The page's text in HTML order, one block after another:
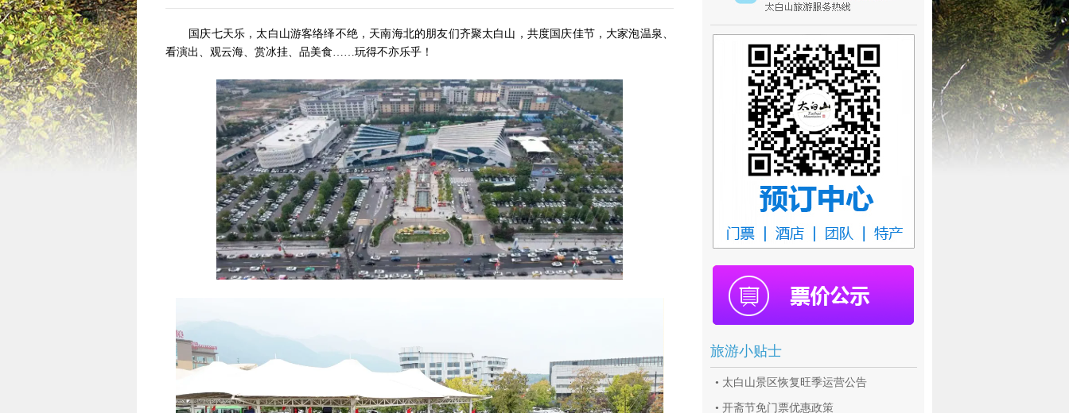
国庆七天乐，太白山游客络绎不绝，天南海北的朋友们齐聚太白山，共度国庆佳节，大家泡温泉、
看演出、观云海、赏冰挂、品美食……玩得不亦乐乎！
旅游小贴士
• 太白山景区恢复旺季运营公告
• 开斋节免门票优惠政策